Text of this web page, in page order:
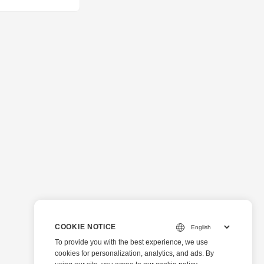
COOKIE NOTICE
To provide you with the best experience, we use
cookies for personalization, analytics, and ads. By